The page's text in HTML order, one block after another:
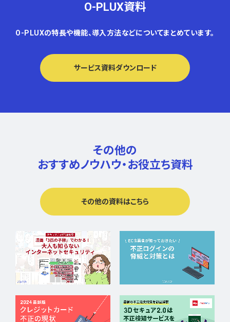
O-PLUX資料
O-PLUXの特長や機能、導入方法などについてまとめています。
サービス資料ダウンロード
その他の
おすすめノウハウ・ お役立ち資料
その他の資料はこちら